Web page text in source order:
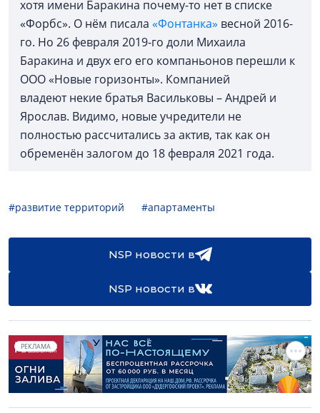
хотя имени Баракина почему-то нет в списке
«Форбс». О нём писала «Фонтанка» весной 2016-
го. Но 26 февраля 2019-го доли Михаила
Баракина и двух его его компаньонов перешли к
ООО «Новые горизонты». Компанией
владеют некие братья Васильковы – Андрей и
Ярослав. Видимо, новые учредители не
полностью рассчитались за актив, так как он
обременён залогом до 18 февраля 2021 года.
#развитие территорий #апартаменты
NSP новости в
NSP новости в
РЕКЛАМА